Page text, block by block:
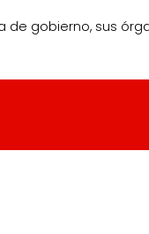
de gobierno, sus